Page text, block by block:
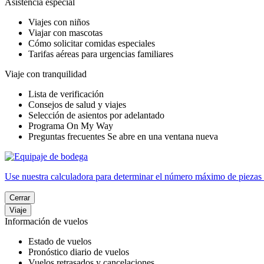
Asistencia especial
Viajes con niños
Viajar con mascotas
Cómo solicitar comidas especiales
Tarifas aéreas para urgencias familiares
Viaje con tranquilidad
Lista de verificación
Consejos de salud y viajes
Selección de asientos por adelantado
Programa On My Way
Preguntas frecuentes Se abre en una ventana nueva
Use nuestra calculadora para determinar el número máximo de
Cerrar
Viaje
Información de vuelos
Estado de vuelos
Pronóstico diario de vuelos